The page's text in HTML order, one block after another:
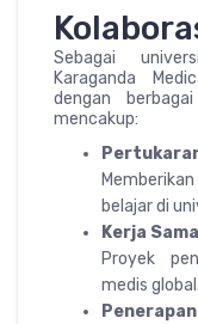
Sebagai
Karaganda
dengan
mencakup:
belajar di
Kerja
Proyek
medis global.